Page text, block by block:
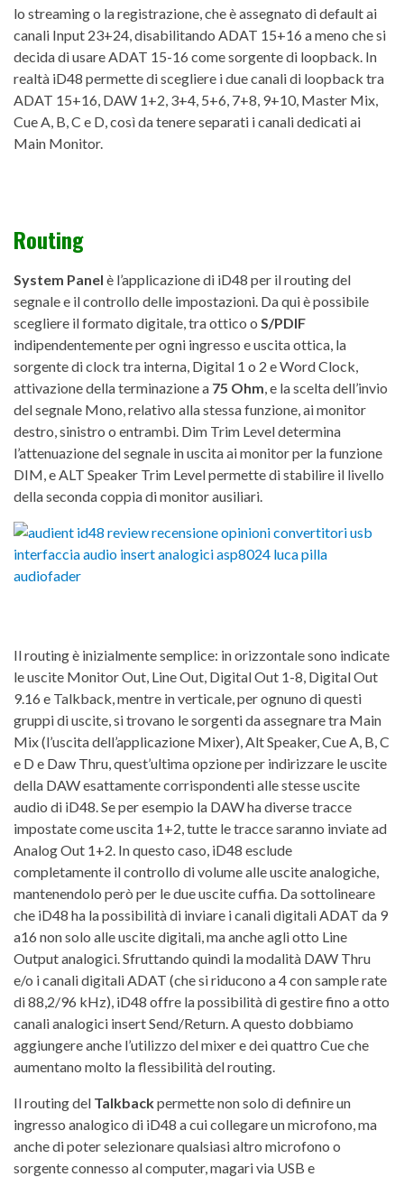
lo streaming o la registrazione, che è assegnato di default ai
canali Input 23+24, disabilitando ADAT 15+16 a meno che si
decida di usare ADAT 15-16 come sorgente di loopback. In
realtà iD48 permette di scegliere i due canali di loopback tra
ADAT 15+16, DAW 1+2, 3+4, 5+6, 7+8, 9+10, Master Mix,
Cue A, B, C e D, così da tenere separati i canali dedicati ai
Main Monitor.
Routing
System Panel è l’applicazione di iD48 per il routing del
segnale e il controllo delle impostazioni. Da qui è possibile
scegliere il formato digitale, tra ottico o S/PDIF
indipendentemente per ogni ingresso e uscita ottica, la
sorgente di clock tra interna, Digital 1 o 2 e Word Clock,
attivazione della terminazione a 75 Ohm, e la scelta dell’invio
del segnale Mono, relativo alla stessa funzione, ai monitor
destro, sinistro o entrambi. Dim Trim Level determina
l’attenuazione del segnale in uscita ai monitor per la funzione
DIM, e ALT Speaker Trim Level permette di stabilire il livello
della seconda coppia di monitor ausiliari.
Il routing è inizialmente semplice: in orizzontale sono indicate
le uscite Monitor Out, Line Out, Digital Out 1-8, Digital Out
9.16 e Talkback, mentre in verticale, per ognuno di questi
gruppi di uscite, si trovano le sorgenti da assegnare tra Main
Mix (l’uscita dell’applicazione Mixer), Alt Speaker, Cue A, B, C
e D e Daw Thru, quest’ultima opzione per indirizzare le uscite
della DAW esattamente corrispondenti alle stesse uscite
audio di iD48. Se per esempio la DAW ha diverse tracce
impostate come uscita 1+2, tutte le tracce saranno inviate ad
Analog Out 1+2. In questo caso, iD48 esclude
completamente il controllo di volume alle uscite analogiche,
mantenendolo però per le due uscite cuffia. Da sottolineare
che iD48 ha la possibilità di inviare i canali digitali ADAT da 9
a16 non solo alle uscite digitali, ma anche agli otto Line
Output analogici. Sfruttando quindi la modalità DAW Thru
e/o i canali digitali ADAT (che si riducono a 4 con sample rate
di 88,2/96 kHz), iD48 offre la possibilità di gestire fino a otto
canali analogici insert Send/Return. A questo dobbiamo
aggiungere anche l’utilizzo del mixer e dei quattro Cue che
aumentano molto la flessibilità del routing.
Il routing del Talkbackpermette non solo di definire un
ingresso analogico di iD48 a cui collegare un microfono, ma
anche di poter selezionare qualsiasi altro microfono o
sorgente connesso al computer, magari via USB e